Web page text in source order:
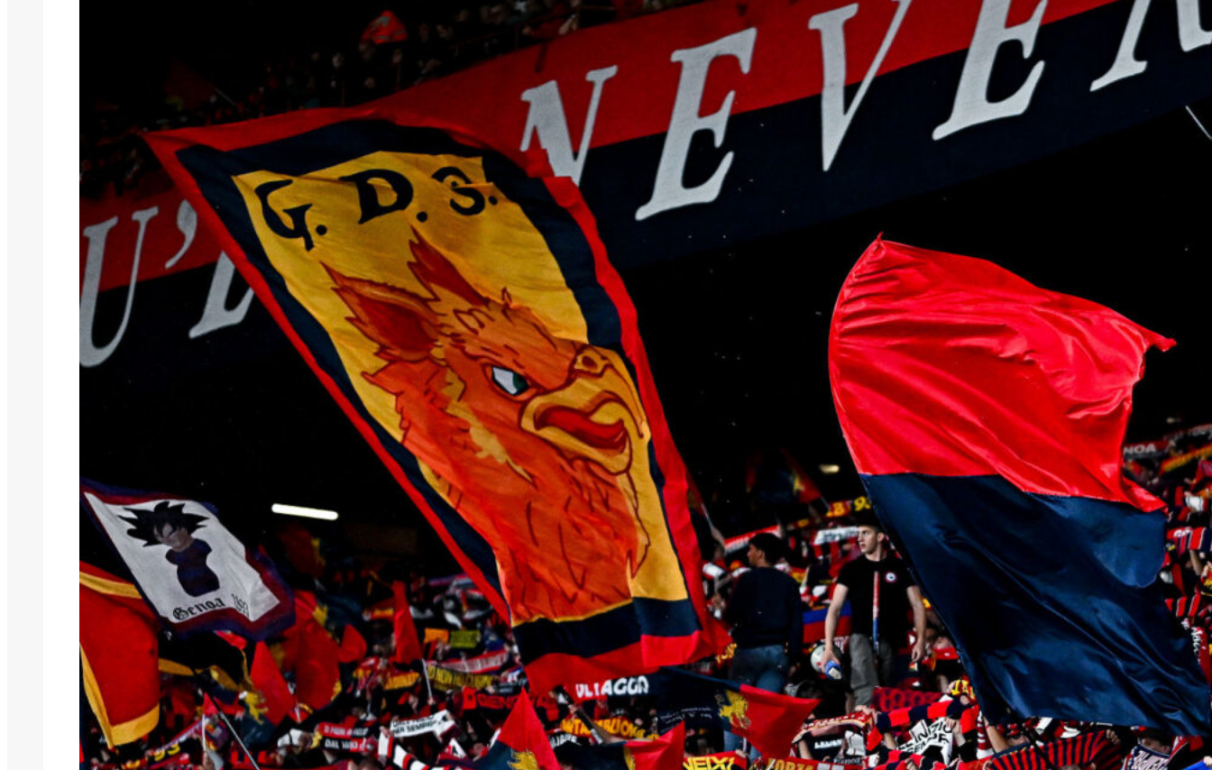
8 Agosto 2026
Genoa, idea Dallinga per l’attacco: la
chiave è un’operazione tra Bologna e
Fiorentina
talenti italiani
7 Agosto 2026